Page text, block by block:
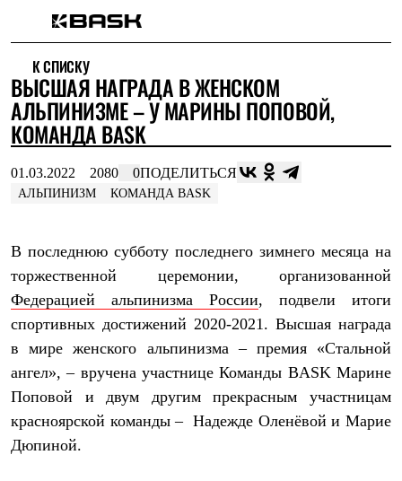
Интернет-магазин
Мужская одежда
Утепленная пухом
Куртки
Брюки
Комбинезоны
Утепленная синтетикой
Куртки
Брюки
Софтшелл одежда
Куртки
Брюки
Куртки
Брюки
Жилеты
Теплое термобелье
Среднее термобелье
К СПИСКУ
ВЫСШАЯ НАГРАДА В ЖЕНСКОМ
АЛЬПИНИЗМЕ – У МАРИНЫ ПОПОВОЙ,
КОМАНДА BASK
01.03.2022 2080 0ПОДЕЛИТЬСЯ
АЛЬПИНИЗМ КОМАНДА BASK
В последнюю субботу последнего зимнего месяца на
торжественной церемонии, организованной
Федерацией альпинизма России, подвели итоги
спортивных достижений 2020-2021. Высшая награда
в мире женского альпинизма – премия «Стальной
ангел», – вручена участнице Команды BASK Марине
Поповой и двум другим прекрасным участницам
красноярской команды – Надежде Оленёвой и Марие
Дюпиной.